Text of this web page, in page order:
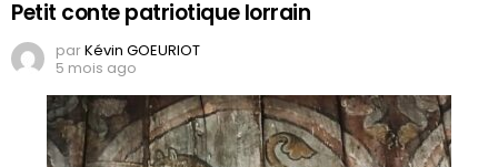
Petit conte patriotique lorrain
parKévin GOEURIOT
5 mois ago